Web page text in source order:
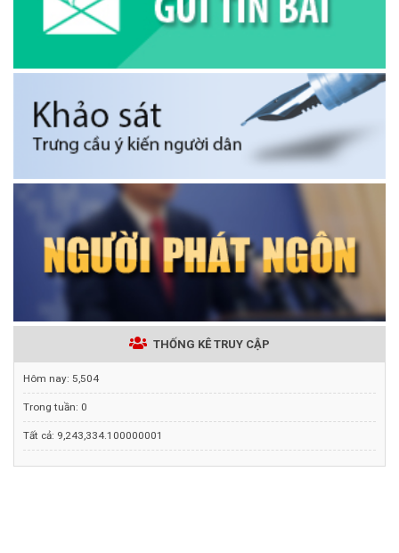
THỐNG KÊ TRUY CẬP
Hôm nay: 5,504
Trong tuần: 0
Tất cả: 9,243,334.100000001